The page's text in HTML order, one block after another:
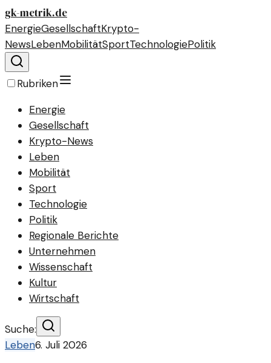
gk-metrik.de
EnergieGesellschaftKrypto-
NewsLebenMobilitätSportTechnologiePolitik
Rubriken
Energie
Gesellschaft
Krypto-News
Leben
Mobilität
Sport
Technologie
Politik
Regionale Berichte
Unternehmen
Wissenschaft
Kultur
Wirtschaft
Suche:
Leben6. Juli 2026